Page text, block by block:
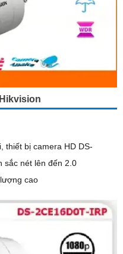
thiết bị camera HD DS-
sắc nét lên đến 2.0
cao